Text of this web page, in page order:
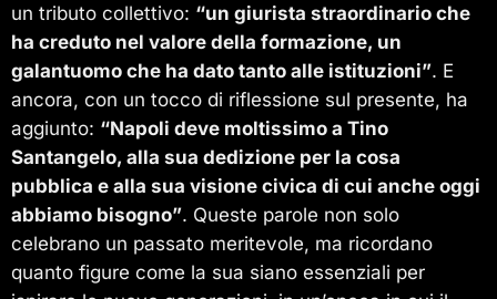
un tributo collettivo: “un giurista straordinario che
ha creduto nel valore della formazione, un
galantuomo che ha dato tanto alle istituzioni”. E
ancora, con un tocco di riflessione sul presente, ha
aggiunto: “Napoli deve moltissimo a Tino
Santangelo, alla sua dedizione per la cosa
pubblica e alla sua visione civica di cui anche oggi
abbiamo bisogno”. Queste parole non solo
celebrano un passato meritevole, ma ricordano
quanto figure come la sua siano essenziali per